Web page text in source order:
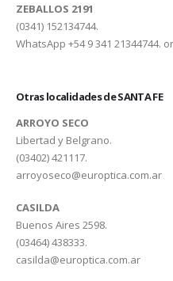
ZEBALLOS 2191
(0341) 152134744.
WhatsApp +54 9 341 21344744.
Otras localidades de SANTA FE
ARROYO SECO
Libertad y Belgrano.
(03402) 421117.
arroyoseco@europtica.com.ar
CASILDA
Buenos Aires 2598.
(03464) 438333.
casilda@europtica.com.ar